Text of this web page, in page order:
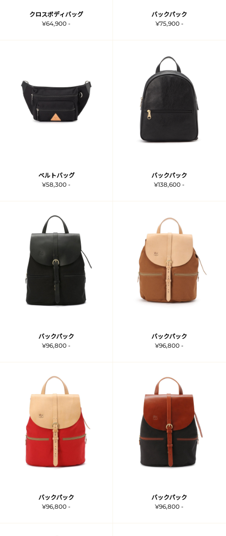
クロスボディバッグ
¥64,900 -
バックパック
¥75,900 -
ベルトバッグ
¥58,300 -
バックパック
¥138,600 -
バックパック
¥96,800 -
バックパック
¥96,800 -
バックパック
¥96,800 -
バックパック
¥96,800 -